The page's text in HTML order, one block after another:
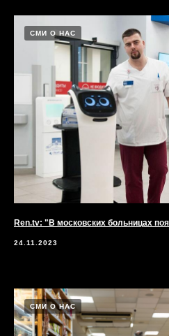
СМИ О НАС
Ren.tv: "В московских больницах
24.11.2023
СМИ О НАС